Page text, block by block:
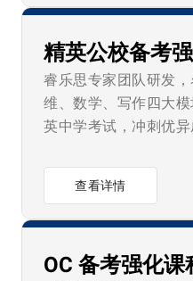
精英公校备考
睿乐思专家团队研发
维、数学、写作四大
英中学考试，冲刺优异
查看详情
OC 备考强化课